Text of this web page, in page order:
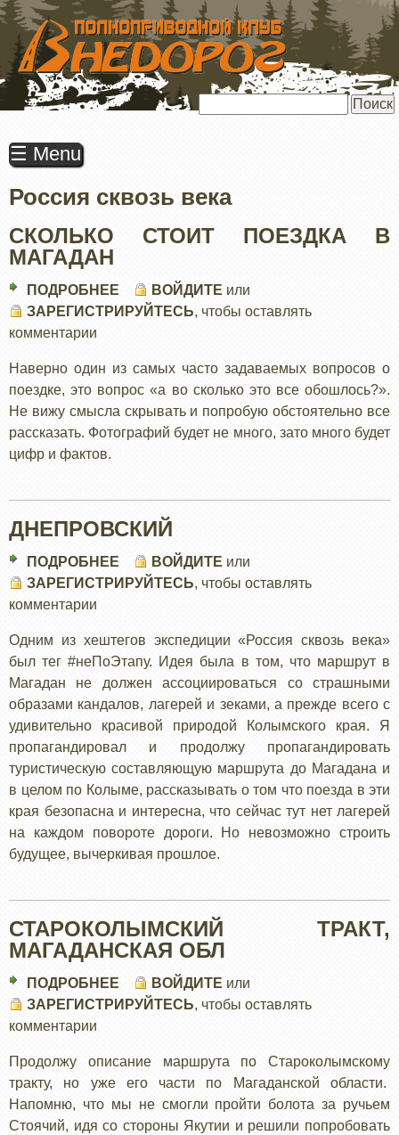
ПЕРЕЙТИ
ОСНОВНОМУ
СОДЕРЖАНИЮ
☰ Menu
Россия сквозь века
СКОЛЬКО СТОИТ ПОЕЗДКА В
МАГАДАН
ПОДРОБНЕЕ
СКОЛЬКО
В
МАГАДАН
ВОЙДИТЕ или
ЗАРЕГИСТРИРУЙТЕСЬ, чтобы оставлять
комментарии
Наверно один из самых часто задаваемых вопросов о
поездке, это вопрос «а во сколько это все обошлось?».
Не вижу смысла скрывать и попробую обстоятельно все
рассказать. Фотографий будет не много, зато много будет
цифр и фактов.
ДНЕПРОВСКИЙ
ПОДРОБНЕЕ
ДНЕПРОВСКИЙ
ВОЙДИТЕ или
ЗАРЕГИСТРИРУЙТЕСЬ, чтобы оставлять
комментарии
Одним из хештегов экспедиции «Россия сквозь века»
был тег #неПоЭтапу. Идея была в том, что маршрут в
Магадан не должен ассоциироваться со страшными
образами кандалов, лагерей и зеками, а прежде всего с
удивительно красивой природой Колымского края. Я
пропагандировал и продолжу пропагандировать
туристическую составляющую маршрута до Магадана и
в целом по Колыме, рассказывать о том что поезда в эти
края безопасна и интересна, что сейчас тут нет лагерей
на каждом повороте дороги. Но невозможно строить
будущее, вычеркивая прошлое.
СТАРОКОЛЫМСКИЙ ТРАКТ,
МАГАДАНСКАЯ ОБЛ
ПОДРОБНЕЕ
СТАРОКОЛЫМСКИЙ
ОБЛ
ВОЙДИТЕ или
ЗАРЕГИСТРИРУЙТЕСЬ, чтобы оставлять
комментарии
Продолжу описание маршрута по Староколымскому
тракту, но уже его части по Магаданской области.
Напомню, что мы не смогли пройти болота за ручьем
Стоячий, идя со стороны Якутии и решили попробовать